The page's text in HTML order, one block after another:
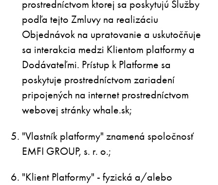
prostredníctvom ktorej sa poskytujú Služby
podľa tejto Zmluvy na realizáciu
Objednávok na upratovanie a uskutočňuje
sa interakcia medzi Klientom platformy a
Dodávateľmi. Prístup k Platforme sa
poskytuje prostredníctvom zariadení
pripojených na internet prostredníctvom
webovej stránky whale.sk;
"Vlastník platformy" znamená spoločnosť
EMFI GROUP, s. r. o.;
"Klient Platformy" - fyzická a/alebo